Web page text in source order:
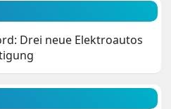
Drei neue Elektroautos